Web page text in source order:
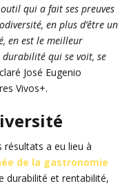
qui a fait ses preuves
en plus d’être un
en est le meilleur
qui se voit, se
José Eugenio
Vivos+.
résultats a eu lieu à
de la gastronomie
durabilité et rentabilité,